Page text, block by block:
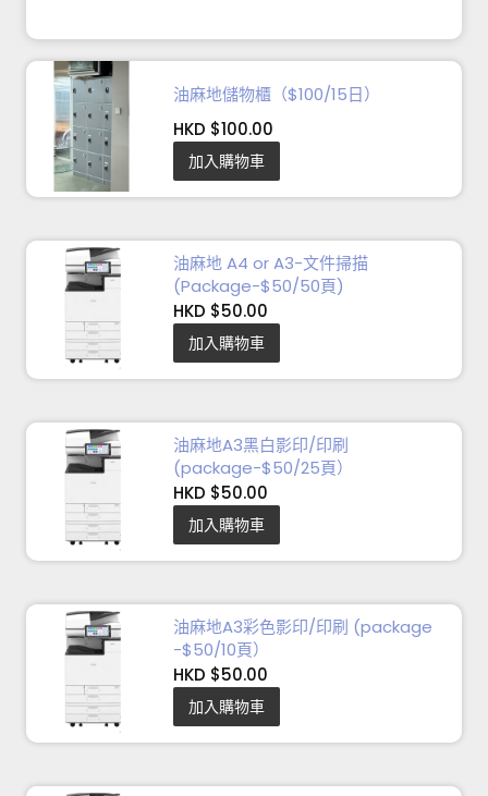
油麻地儲物櫃（$100/15日）
HKD $100.00
加入購物車
油麻地 A4 or A3-文件掃描
(Package-$50/50頁)
HKD $50.00
加入購物車
油麻地A3黑白影印/印刷
(package-$50/25頁）
HKD $50.00
加入購物車
油麻地A3彩色影印/印刷 (package
-$50/10頁）
HKD $50.00
加入購物車